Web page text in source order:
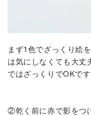
まず1色でざっくり絵
は気にしなくても大丈
ではざっくりでOKです
②乾く前に赤で影をつ